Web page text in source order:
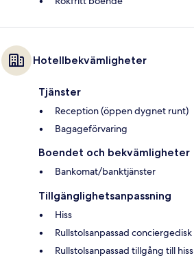
Hotellbekvämligheter
Tjänster
Reception (öppen dygnet runt)
Bagageförvaring
Boendet och bekvämligheter
Bankomat/banktjänster
Tillgänglighetsanpassning
Hiss
Rullstolsanpassad conciergedisk
Rullstolsanpassad tillgång till hiss